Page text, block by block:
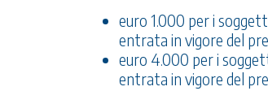
euro 1.000 per i
entrata in vigore del
euro 4.000 per i
entrata in vigore del